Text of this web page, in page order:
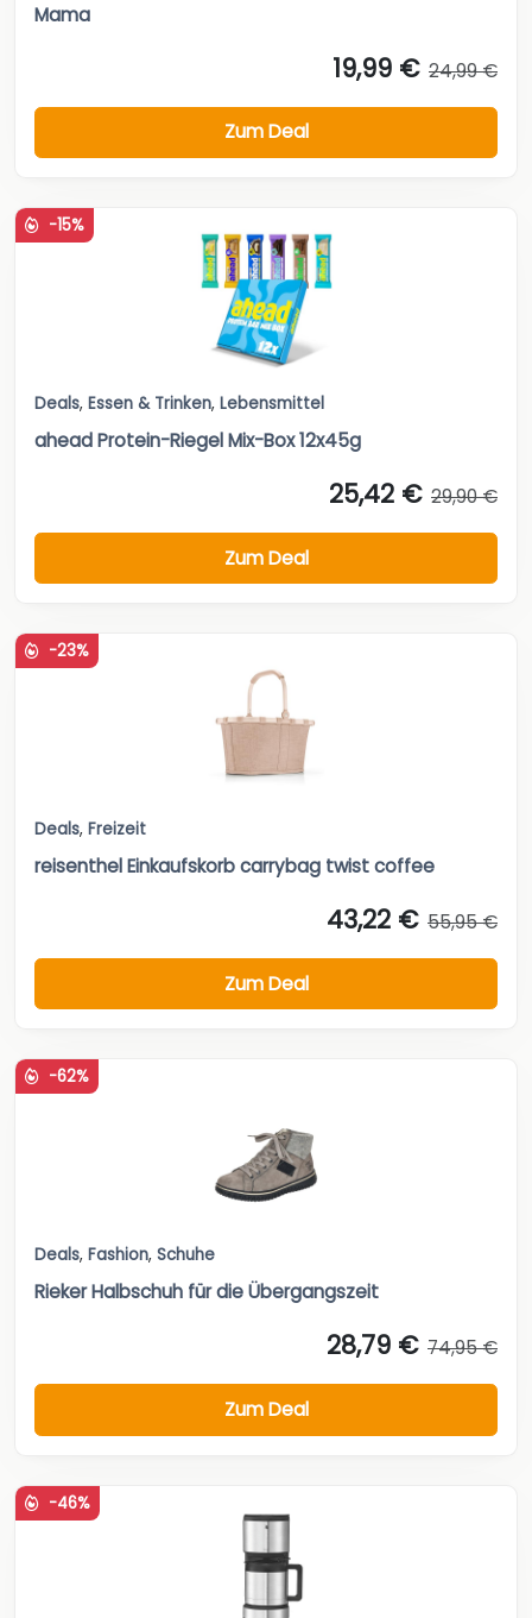
Mama
19,99 € 24,99 €
Zum Deal
-15%
Deals, Essen & Trinken, Lebensmittel
ahead Protein-Riegel Mix-Box 12x45g
25,42 € 29,90 €
Zum Deal
-23%
Deals, Freizeit
reisenthel Einkaufskorb carrybag twist coffee
43,22 € 55,95 €
Zum Deal
-62%
Deals, Fashion, Schuhe
Rieker Halbschuh für die Übergangszeit
28,79 € 74,95 €
Zum Deal
-46%